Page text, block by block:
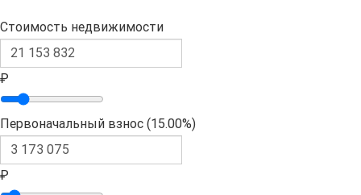
Стоимость недвижимости
₽
Первоначальный взнос (15.00%)
₽